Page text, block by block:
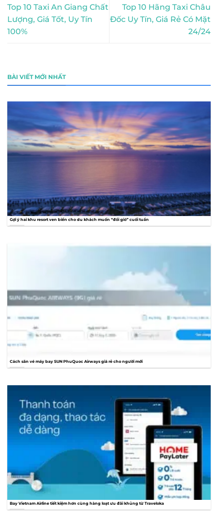
Top 10 Taxi An Giang Chất
Lượng, Giá Tốt, Uy Tín
100%
Top 10 Hãng Taxi Châu
Đốc Uy Tín, Giá Rẻ Có Mặt
24/24
BÀI VIẾT MỚI NHẤT
Gợi ý hai khu resort ven biển cho du khách muốn “đổi gió” cuối tuần
Cách săn vé máy bay SUN PhuQuoc Airways giá rẻ cho người mới
Bay Vietnam Airline tiết kiệm hơn cùng hàng loạt ưu đãi khủng từ Traveloka